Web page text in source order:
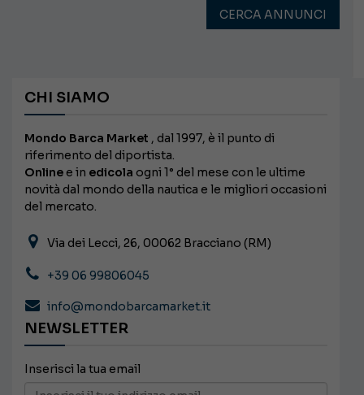
CERCA ANNUNCI
CHI SIAMO
Mondo Barca Market , dal 1997, è il punto di
riferimento del diportista.
Online e in edicola ogni 1° del mese con le ultime
novità dal mondo della nautica e le migliori occasioni
del mercato.
Via dei Lecci, 26, 00062 Bracciano (RM)
+39 06 99806045
info@mondobarcamarket.it
NEWSLETTER
Inserisci la tua email